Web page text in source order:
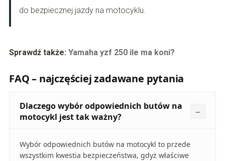
do bezpiecznej jazdy na motocyklu.
Sprawdź także: Yamaha yzf 250 ile ma koni?
FAQ – najczęściej zadawane pytania
Dlaczego wybór odpowiednich butów na
motocykl jest tak ważny?
Wybór odpowiednich butów na motocykl to przede
wszystkim kwestia bezpieczeństwa, gdyż właściwe